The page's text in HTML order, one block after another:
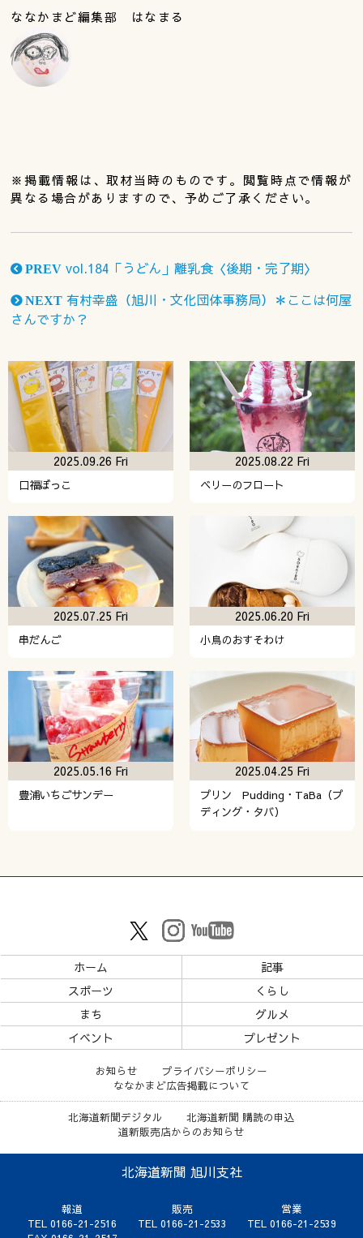
ななかまど編集部 はなまる
※掲載情報は、取材当時のものです。閲覧時点で情報が
異なる場合がありますので、予めご了承ください。
PREV vol.184「うどん」離乳食〈後期・完了期〉
NEXT 有村幸盛（旭川・文化団体事務局）＊ここは何屋
さんですか？
口福ぼっこ
2025.09.26 Fri
ベリーのフロート
2025.08.22 Fri
串だんご
2025.07.25 Fri
小鳥のおすそわけ
2025.06.20 Fri
豊浦いちごサンデー
2025.05.16 Fri
プリン Pudding・TaBa（プ
ディング・タバ）
2025.04.25 Fri
ホーム
記事
スポーツ
くらし
まち
グルメ
イベント
プレゼント
お知らせ
プライバシーポリシー
ななかまど広告掲載について
北海道新聞デジタル
北海道新聞 購読の申込
道新販売店からのお知らせ
北海道新聞 旭川支社
報道
TEL 0166-21-2516
販売
TEL 0166-21-2533
営業
TEL 0166-21-2539